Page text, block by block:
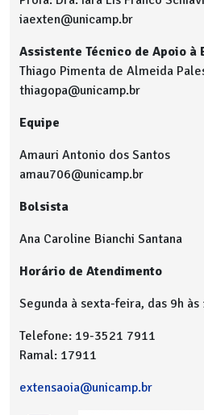
iaexten@unicamp.br
Assistente Técnico de Apoio à
Thiago Pimenta de Almeida
thiagopa@unicamp.br
Equipe
Amauri Antonio dos Santos
amau706@unicamp.br
Bolsista
Ana Caroline Bianchi Santana
Horário de Atendimento
Segunda à sexta-feira, das 9h
Telefone: 19-3521 7911
Ramal: 17911
extensaoia@unicamp.br